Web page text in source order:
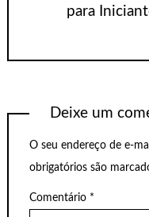
para
Deixe um
O seu endereço de e-
obrigatórios são
Comentário *